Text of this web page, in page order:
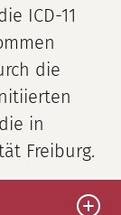
ICD-11
die
in
Freiburg.